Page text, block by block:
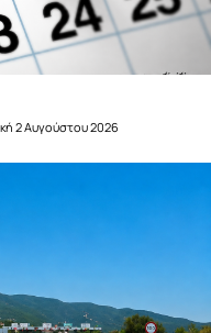
2 Αυγούστου 2026